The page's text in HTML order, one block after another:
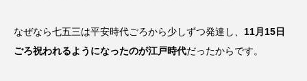
なぜなら七五三は平安時代ごろから少しずつ発達し、 11月15日
ごろ祝われるようになったのが江戸時代だったからです。